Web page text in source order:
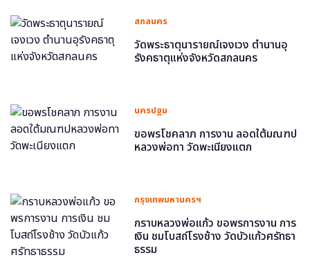
สกลนคร
วัดพระธาตุนารายณ์เจงเวง ตำนานอุ
รังคธาตุแห่งจังหวัดสกลนคร
นครปฐม
ขอพรโชคลาภ การงาน ลอดใต้มณฑป
หลวงพ่อทา วัดพะเนียงแตก
กรุงเทพมหานครฯ
กราบหลวงพ่อแก้ว ขอพรการงาน การ
เงิน ชมโบสถ์โรงช้าง วัดบัวแก้วศรัทธา
ธรรม